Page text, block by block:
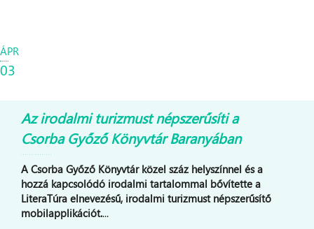
ÁPR
03
Az irodalmi turizmust népszerűsíti a
Csorba Győző Könyvtár Baranyában
A Csorba Győző Könyvtár közel száz helyszínnel és a
hozzá kapcsolódó irodalmi tartalommal bővítette a
LiteraTúra elnevezésű, irodalmi turizmust népszerűsítő
mobilapplikációt....